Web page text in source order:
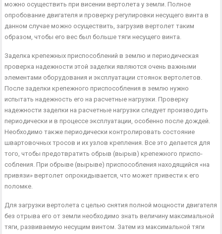
можно осуществить при висении верто­лета у земли. Полное
опробование двигателя и проверку регулировки несущего винта в
данном случае можно осу­ществить, загрузив вертолет таким
образом, чтобы его вес был больше тяги несущего винта.
Заделка крепежных приспособлений в землю и перио­дическая
проверка надежности этой заделки являются очень важными
элементами оборудования и эксплуатации стоянок вертолетов.
После заделки крепежного приспособ­ления в землю нужно
испытать надежность его на расчет­ные нагрузки. Проверку
надежности заделки на расчетные нагрузки следует производить
периодически и в процессе эксплуатации, особенно после дождей.
Необходимо также периодически контролировать состояние
швартовочных тросов и их узлов крепления. Все это делается для
того, чтобы предотвратить обрыв (вырыв) крепежного приспо­
собления. При обрыве (вырыве) приспособления находя­щийся «на
привязи» вертолет опрокидывается, что может привести к его
поломке.
Для загрузки вертолета с целью снятия полной мощно­сти двигателя
без отрыва его от земли необходимо знать величину максимальной
тяги, развиваемую несущим вин­том. Затем из максимальной тяги